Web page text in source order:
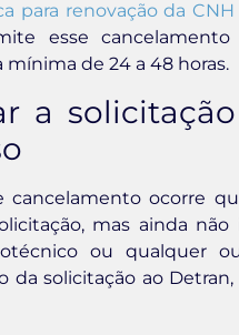
para renovação da CNH
esse
de 24 a 48 horas.
a
cancelamento ocorre
mas ainda
ou qualquer
da solicitação ao